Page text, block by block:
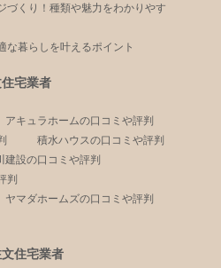
づくり！種類や魅力をわかりやす
な暮らしを叶えるポイント
住宅業者
アキュラホームの口コミや評判
積水ハウスの口コミや評判
建設の口コミや評判
判
ヤマダホームズの口コミや評判
文住宅業者